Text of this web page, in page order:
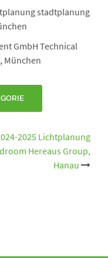
stadtplanung
GmbH Technical
München
2025 Lichtplanung
Hereaus Group,
Hanau